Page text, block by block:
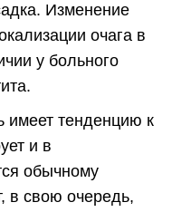
Изменение
очага в
у больного
имеет тенденцию к
и в
обычному
в свою очередь,